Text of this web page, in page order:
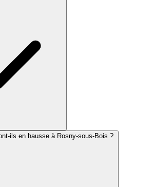
ils en hausse à Rosny-sous-Bois ?